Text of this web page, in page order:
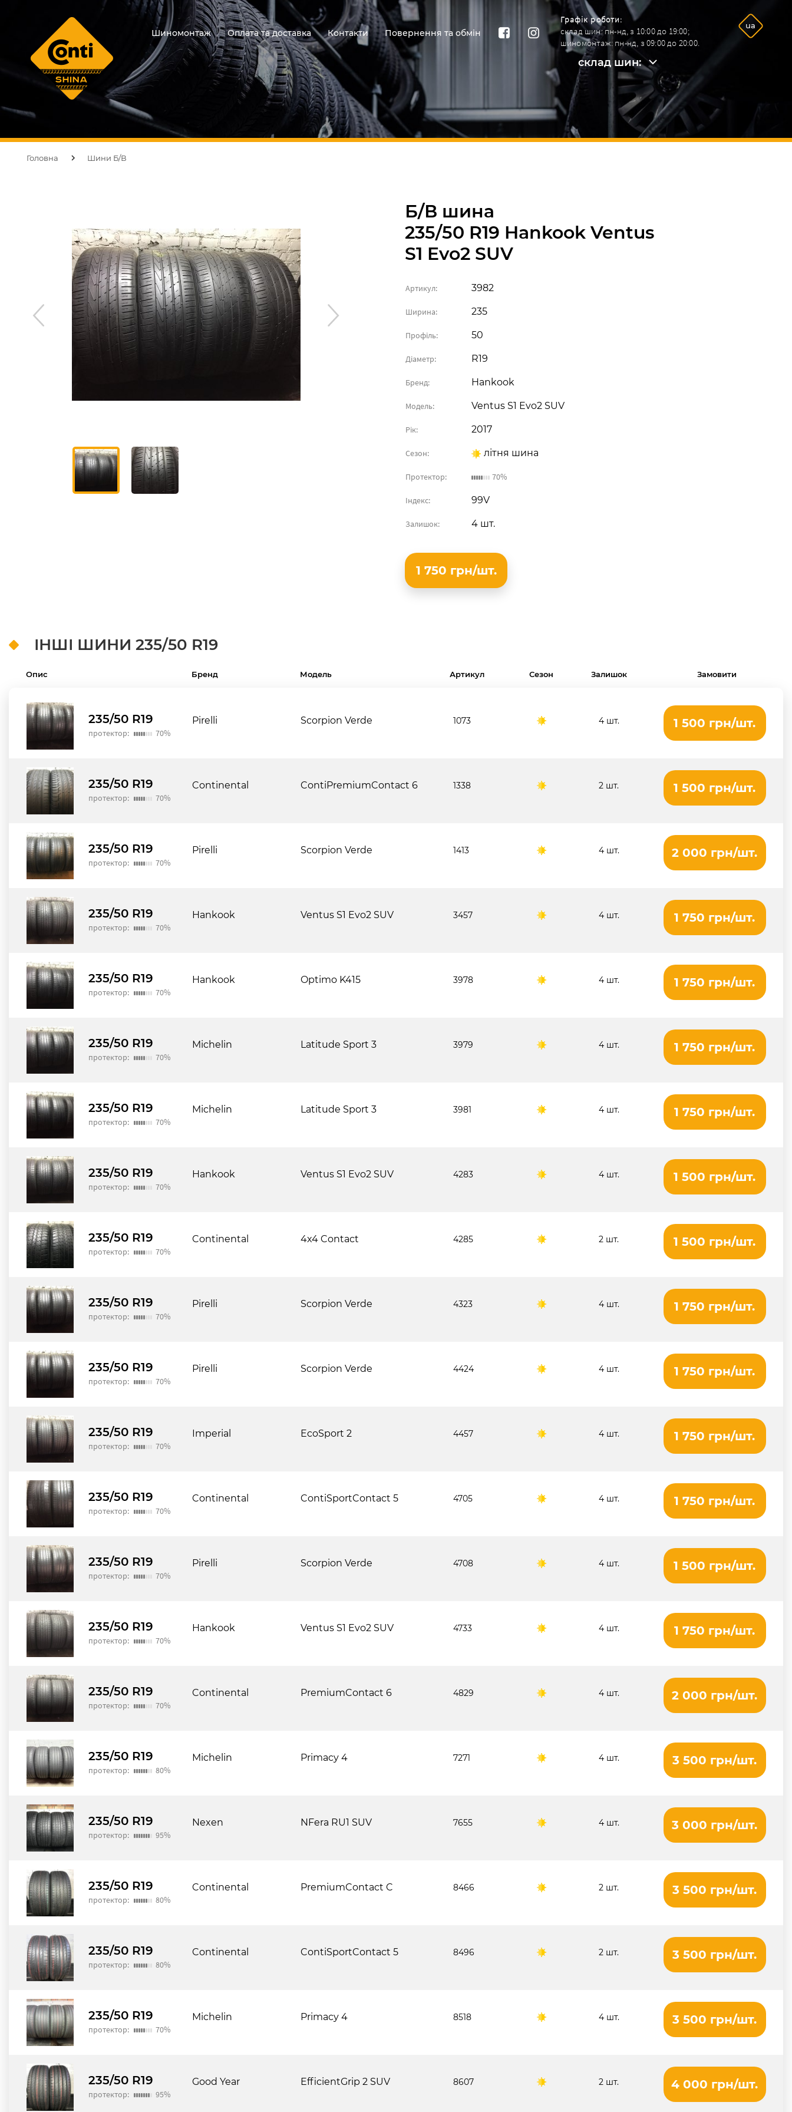
Шиномонтаж Оплата та доставка Контакти Повернення та обмін
Графік роботи:
склад шин: пн-нд, з 10:00 до 19:00;
шиномонтаж: пн-нд, з 09:00 до 20:00.
ua
склад шин:
склад шин:
+38096 292-26-09.
шиномонтаж:
+38068 964-92-42.
Головна Шини Б/В
Б/В шина
235/50 R19 Hankook Ventus
S1 Evo2 SUV
Артикул: 3982
Ширина: 235
Профіль: 50
Діаметр: R19
Бренд: Hankook
Модель: Ventus S1 Evo2 SUV
Рік: 2017
Сезон: літня шина
Протектор: 70%
Індекс: 99V
Залишок: 4 шт.
1 750 грн/шт.
ІНШІ ШИНИ 235/50 R19
Опис Бренд Модель Артикул Сезон Залишок Замовити
235/50 R19
протектор: 70%
Pirelli Scorpion Verde 1073 4 шт. 1 500 грн/шт.
235/50 R19
протектор: 70%
Continental ContiPremiumContact 6 1338 2 шт. 1 500 грн/шт.
235/50 R19
протектор: 70%
Pirelli Scorpion Verde 1413 4 шт. 2 000 грн/шт.
235/50 R19
протектор: 70%
Hankook Ventus S1 Evo2 SUV 3457 4 шт. 1 750 грн/шт.
235/50 R19
протектор: 70%
Hankook Optimo K415 3978 4 шт. 1 750 грн/шт.
235/50 R19
протектор: 70%
Michelin Latitude Sport 3 3979 4 шт. 1 750 грн/шт.
235/50 R19
протектор: 70%
Michelin Latitude Sport 3 3981 4 шт. 1 750 грн/шт.
235/50 R19
протектор: 70%
Hankook Ventus S1 Evo2 SUV 4283 4 шт. 1 500 грн/шт.
235/50 R19
протектор: 70%
Continental 4x4 Contact 4285 2 шт. 1 500 грн/шт.
235/50 R19
протектор: 70%
Pirelli Scorpion Verde 4323 4 шт. 1 750 грн/шт.
235/50 R19
протектор: 70%
Pirelli Scorpion Verde 4424 4 шт. 1 750 грн/шт.
235/50 R19
протектор: 70%
Imperial EcoSport 2 4457 4 шт. 1 750 грн/шт.
235/50 R19
протектор: 70%
Continental ContiSportContact 5 4705 4 шт. 1 750 грн/шт.
235/50 R19
протектор: 70%
Pirelli Scorpion Verde 4708 4 шт. 1 500 грн/шт.
235/50 R19
протектор: 70%
Hankook Ventus S1 Evo2 SUV 4733 4 шт. 1 750 грн/шт.
235/50 R19
протектор: 70%
Continental PremiumContact 6 4829 4 шт. 2 000 грн/шт.
235/50 R19
протектор: 80%
Michelin Primacy 4 7271 4 шт. 3 500 грн/шт.
235/50 R19
протектор: 95%
Nexen NFera RU1 SUV 7655 4 шт. 3 000 грн/шт.
235/50 R19
протектор: 80%
Continental PremiumContact C 8466 2 шт. 3 500 грн/шт.
235/50 R19
протектор: 80%
Continental ContiSportContact 5 8496 2 шт. 3 500 грн/шт.
235/50 R19
протектор: 70%
Michelin Primacy 4 8518 4 шт. 3 500 грн/шт.
235/50 R19
протектор: 95%
Good Year EfficientGrip 2 SUV 8607 2 шт. 4 000 грн/шт.